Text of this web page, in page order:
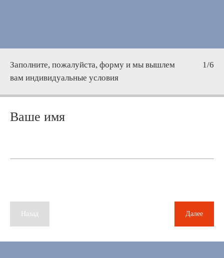
Заполните, пожалуйста, форму и мы вышлем
вам индивидуальные условия
1/6
Ваше имя
Назад Далее